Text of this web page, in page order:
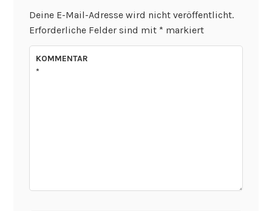
Deine E-Mail-Adresse wird nicht veröffentlicht.
Erforderliche Felder sind mit * markiert
KOMMENTAR
*